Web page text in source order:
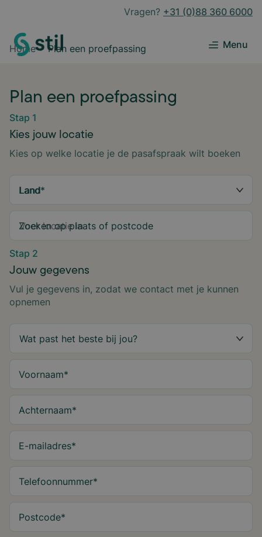
Vragen? +31 (0)88 360 6000
Menu
Home Plan een proefpassing
Plan een proefpassing
Stap 1
Kies jouw locatie
Kies op welke locatie je de pasafspraak wilt boeken
Land*
Zoeken op plaats of postcode
Stap 2
Jouw gegevens
Vul je gegevens in, zodat we contact met je kunnen
opnemen
Voornaam*
Achternaam*
E-mailadres*
Telefoonnummer*
Postcode*